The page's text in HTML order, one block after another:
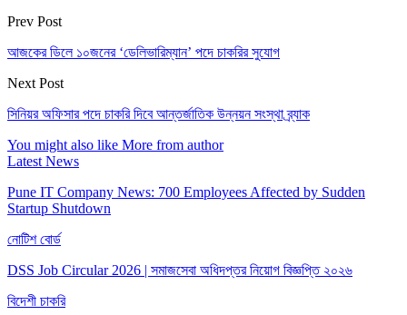
Prev Post
আজকের ডিলে ১০জনের ‘ডেলিভারিম্যান’ পদে চাকরির সুযোগ
Next Post
সিনিয়র অফিসার পদে চাকরি দিবে আন্তর্জাতিক উন্নয়ন সংস্থা ব্র্যাক
You might also like More from author
Latest News
Pune IT Company News: 700 Employees Affected by Sudden
Startup Shutdown
নোটিশ বোর্ড
DSS Job Circular 2026 | সমাজসেবা অধিদপ্তর নিয়োগ বিজ্ঞপ্তি ২০২৬
বিদেশী চাকরি